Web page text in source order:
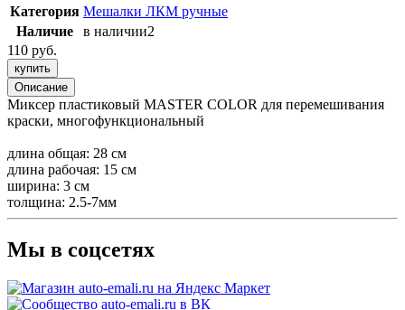
Категория Мешалки ЛКМ ручные
Наличие
в наличии2
110 руб.
купить
Описание
Миксер пластиковый MASTER COLOR для перемешивания
краски, многофункциональный
длина общая: 28 см
длина рабочая: 15 см
ширина: 3 см
толщина: 2.5-7мм
Мы в соцсетях